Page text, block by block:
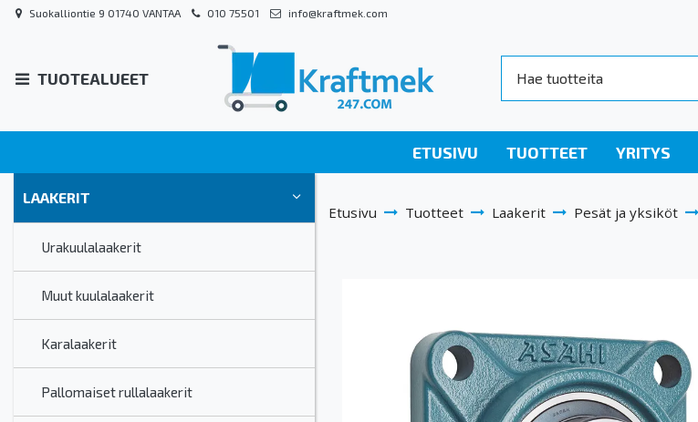
Suokalliontie 9 01740 VANTAA 010 75501 info@kraftmek.com
TUOTEALUEET
ETUSIVU TUOTTEET YRITYS
LAAKERIT
Urakuulalaakerit
Muut kuulalaakerit
Karalaakerit
Pallomaiset rullalaakerit
Etusivu Tuotteet Laakerit Pesät ja yksiköt